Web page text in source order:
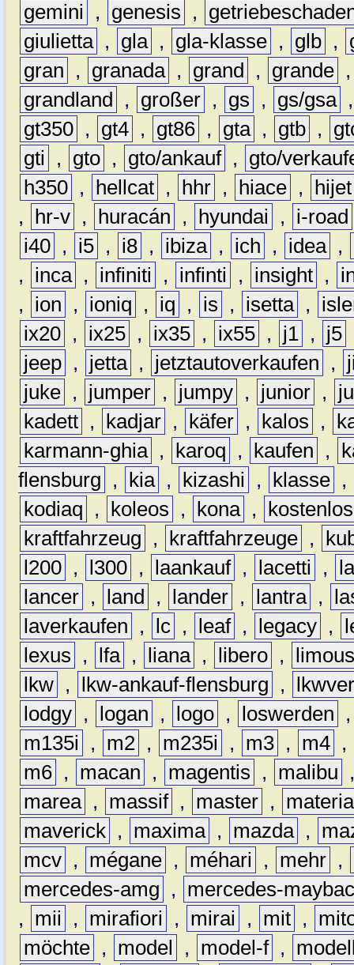
gemini
, genesis ,
giulietta , gla , gla-klasse , glb ,
gran
, granada , grand , grande
grandland
, großer , gs , gs/gsa
gt350 , gt4 , gt86 , gta , gtb ,
gti
, gto , gto/ankauf ,
gto/
h350 , hellcat , hhr , hiace ,
hijet
,
hr-v , huracán , hyundai ,
i-road
i40 , i5 , i8 , ibiza , ich , idea ,
,
inca , infiniti , infinti , insight ,
,
ion , ioniq , iq , is , isetta ,
ix20 , ix25 , ix35 , ix55 , j1 , j5
jeep , jetta , jetztautoverkaufen ,
juke , jumper , jumpy , junior ,
kadett , kadjar , käfer , kalos ,
karmann-ghia , karoq , kaufen ,
flensburg
, kia , kizashi , klasse ,
kodiaq
, koleos , kona ,
kostenlos
kraftfahrzeug
, kraftfahrzeuge ,
l200 , l300 , laankauf , lacetti ,
lancer , land , lander , lantra ,
laverkaufen
, lc , leaf , legacy ,
lexus
, lfa , liana , libero ,
lkw , lkw-ankauf-flensburg ,
lodgy , logan , logo , loswerden
m135i
, m2 , m235i , m3 , m4 ,
m6 , macan , magentis , malibu
marea , massif , master ,
materia
maverick , maxima , mazda ,
mcv , mégane , méhari , mehr ,
mercedes-amg
,
mercedes-
,
mii , mirafiori , mirai , mit ,
möchte , model , model-f ,